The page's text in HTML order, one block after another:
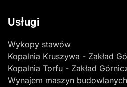
Usługi
Wykopy stawów
Kopalnia Kruszywa - Zakład
Kopalnia Torfu - Zakład
Wynajem maszyn budowlanych